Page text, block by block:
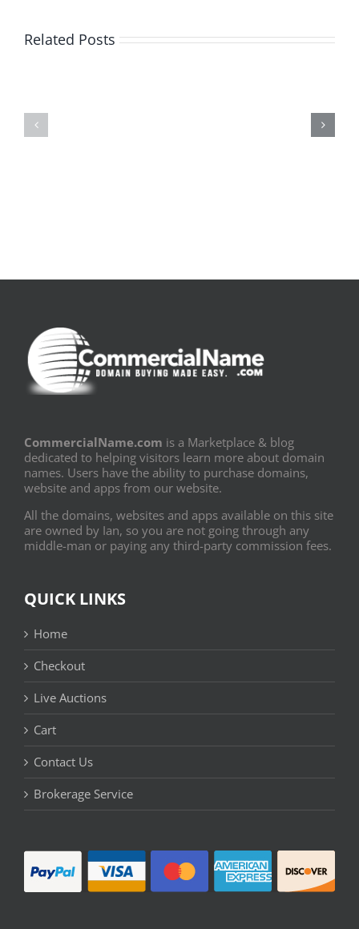
Related Posts
CommercialName.com is a Marketplace & blog
dedicated to helping visitors learn more about domain
names. Users have the ability to purchase domains,
website and apps from our website.
All the domains, websites and apps available on this site
are owned by Ian, so you are not going through any
middle-man or paying any third-party commission fees.
QUICK LINKS
Home
Checkout
Live Auctions
Cart
Contact Us
Brokerage Service